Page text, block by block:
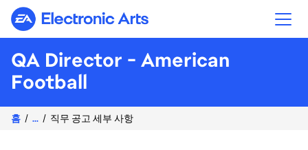
Electronic Arts
QA Director - American
Football
홈 ... 직무 공고 세부 사항